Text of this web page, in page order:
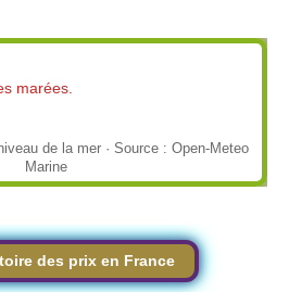
marées.
de la mer · Source : Open-Meteo
Marine
des prix en France